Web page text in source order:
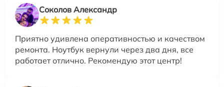
Соколов Александр
Приятно удивлена оперативностью и качеством
ремонта. Ноутбук вернули через два дня, все
работает отлично. Рекомендую этот центр!